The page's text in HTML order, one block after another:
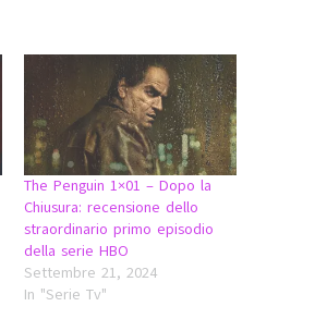
The Penguin 1×01 – Dopo la
Chiusura: recensione dello
straordinario primo episodio
della serie HBO
Settembre 21, 2024
In "Serie Tv"